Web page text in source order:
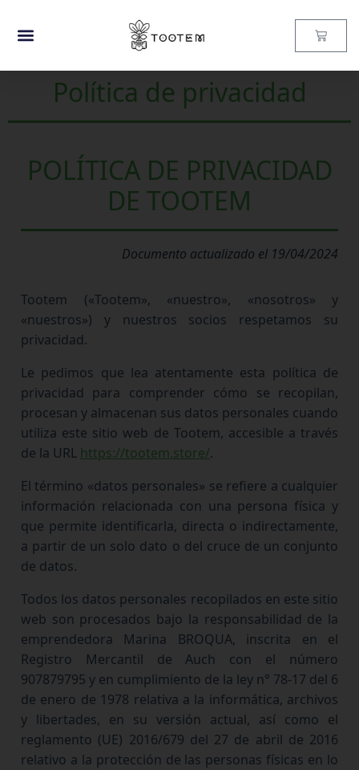
Política de privacidad
POLÍTICA DE PRIVACIDAD
DE TOOTEM
Documento actualizado el 19/04/2024
Tootem («Tootem», «nuestro», «nosotros» y
«nuestros») y nuestros socios respetamos su
privacidad.
Le pedimos que lea atentamente esta política de
privacidad para comprender cómo se recopilan,
procesan y almacenan sus datos personales cuando
utiliza este sitio web de Tootem, accesible a través
de la URL https://tootem.store/.
El término «datos personales» se refiere a cualquier
información relacionada con una persona física y
que permite identificarla, directa o indirectamente,
a partir de un solo dato o del cruce de un conjunto
de datos.
Todos los datos personales recopilados en este sitio
web son procesados bajo la responsabilidad de la
emprendedora Marina BROQUA, inscrita en el
Registro Mercantil de Auch con el número
907879795 y en cumplimiento de la ley n° 78-17 del 6
de enero de 1978 relativa a la informática, archivos
y libertades, en su versión actual, así como el
reglamento (UE) 2016/679 del 27 de abril de 2016
relativo a la protección de las personas físicas en lo